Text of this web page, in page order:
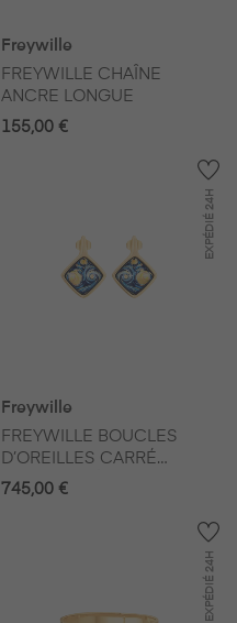
Freywille
FREYWILLE CHAÎNE
ANCRE LONGUE
155,00 €
EXPÉDIÉ
24H
Freywille
FREYWILLE BOUCLES
D’OREILLES CARRÉ
HOMMAGE À VINCENT
745,00 €
EXPÉDIÉ
24H